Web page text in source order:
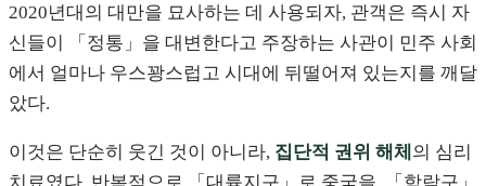
2020년대의 대만을 묘사하는 데 사용되자, 관객은 즉시 자
신들이 「정통」을 대변한다고 주장하는 사관이 민주 사회
에서 얼마나 우스꽝스럽고 시대에 뒤떨어져 있는지를 깨달
았다.
이것은 단순히 웃긴 것이 아니라, 집단적 권위 해체 의 심리